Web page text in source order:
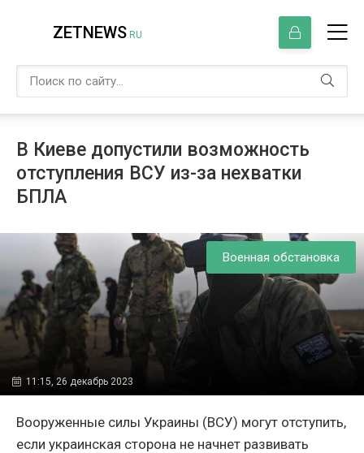
ZETNEWS.RU
В Киеве допустили возможность
отступления ВСУ из-за нехватки
БПЛА
Военная обстановка
11:15, 26 декабрь 2023
Вооруженные силы Украины (ВСУ) могут отступить,
если украинская сторона не начнет развивать